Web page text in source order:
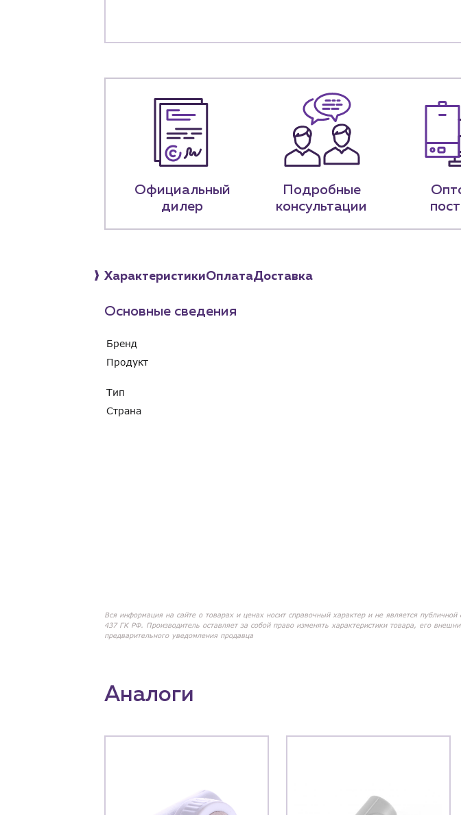
+7 (918) 070-19-79
Пн – пт: 9:00 – 18:00 г. Краснодар,
Официальный
дилер
Подробные
консультации
ХарактеристикиОплатаДоставка
Основные сведения
Бренд
Продукт
Тип
Страна
Вся информация на сайте о товарах и ценах носит справочный характер и не является публичной
437 ГК РФ. Производитель оставляет за собой право изменять характеристики товара, его
предварительного уведомления продавца
Аналоги